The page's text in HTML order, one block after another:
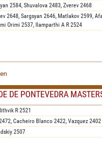
2584, Shuvalova 2483, Zverev 2468
2648, Sargsyan 2646, Matlakov 2599,
Orimi 2537, Ilamparthi A R 2524
DE PONTEVEDRA
R 2521
Cacheiro Blanco 2422, Vazquez 2402
2507